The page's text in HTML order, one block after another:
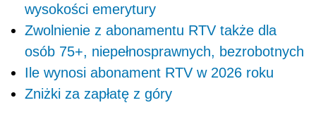
wysokości emerytury
Zwolnienie z abonamentu RTV także dla
osób 75+, niepełnosprawnych, bezrobotnych
Ile wynosi abonament RTV w 2026 roku
Zniżki za zapłatę z góry